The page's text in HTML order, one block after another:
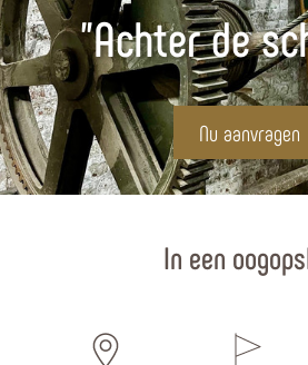
"Achter de
Nu aanvragen
In een